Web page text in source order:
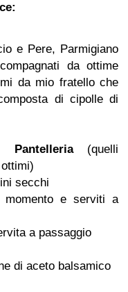
e Pere, Parmigiano
da ottime
da mio fratello che
di cipolle di
Pantelleria(quelli
secchi
momento e serviti a
a passaggio
di aceto balsamico